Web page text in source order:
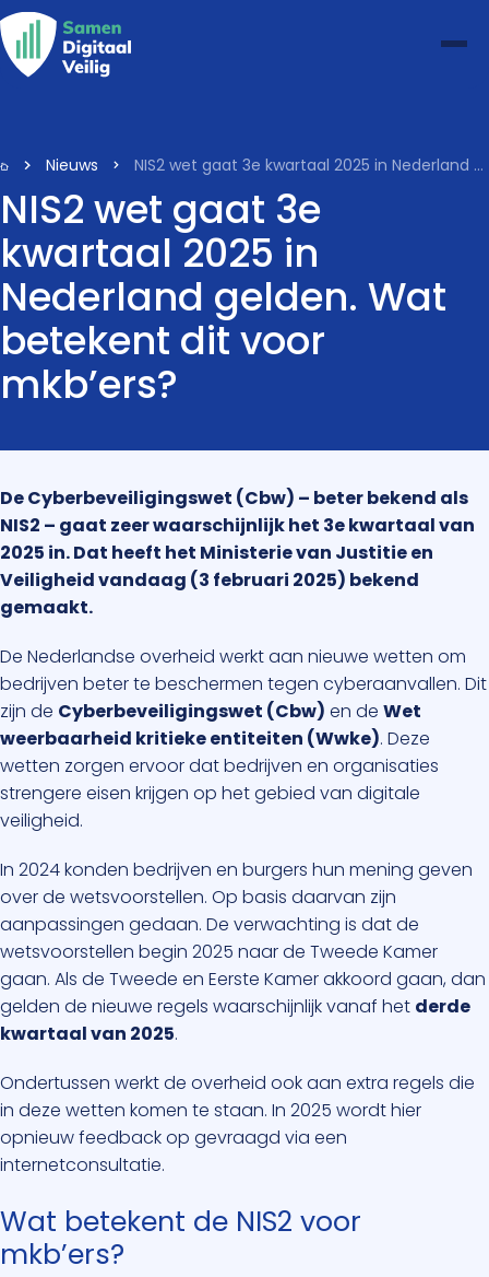
Nieuws NIS2 wet gaat 3e kwartaal 2025 in Nederland gelden. Wat betekent dit voor mkb’ers?
NIS2 wet gaat 3e
kwartaal 2025 in
Nederland gelden. Wat
betekent dit voor
mkb’ers?
De Cyberbeveiligingswet (Cbw) – beter bekend als
NIS2 – gaat zeer waarschijnlijk het 3e kwartaal van
2025 in. Dat heeft het Ministerie van Justitie en
Veiligheid vandaag (3 februari 2025) bekend
gemaakt.
De Nederlandse overheid werkt aan nieuwe wetten om
bedrijven beter te beschermen tegen cyberaanvallen. Dit
zijn de Cyberbeveiligingswet (Cbw) en de Wet
weerbaarheid kritieke entiteiten (Wwke). Deze
wetten zorgen ervoor dat bedrijven en organisaties
strengere eisen krijgen op het gebied van digitale
veiligheid.
In 2024 konden bedrijven en burgers hun mening geven
over de wetsvoorstellen. Op basis daarvan zijn
aanpassingen gedaan. De verwachting is dat de
wetsvoorstellen begin 2025 naar de Tweede Kamer
gaan. Als de Tweede en Eerste Kamer akkoord gaan, dan
gelden de nieuwe regels waarschijnlijk vanaf het derde
kwartaal van 2025.
Ondertussen werkt de overheid ook aan extra regels die
in deze wetten komen te staan. In 2025 wordt hier
opnieuw feedback op gevraagd via een
internetconsultatie.
Wat betekent de NIS2 voor
mkb’ers?